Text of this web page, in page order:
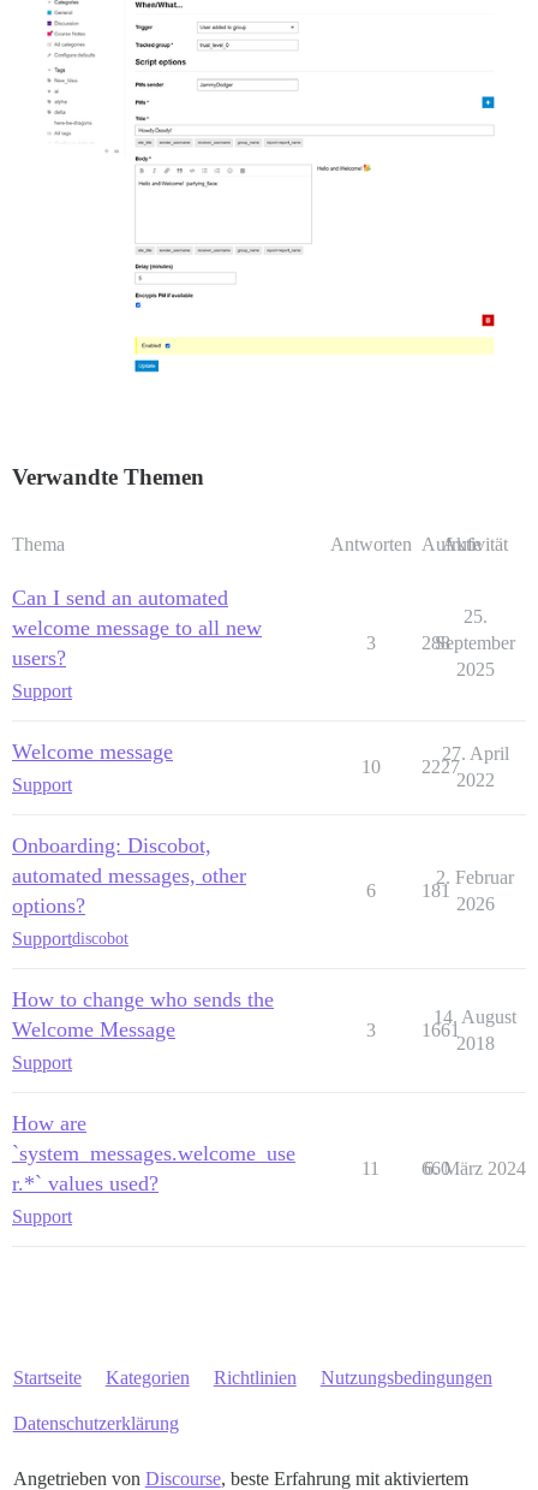
Verwandte Themen
Thema Antworten Aufrufe
Aktivität
Can I send an automated
welcome message to all new
users?
Support
3 288
25.
September
2025
Welcome message
Support
10 2227
27. April
2022
Onboarding: Discobot,
automated messages, other
options?
Supportdiscobot
6 181
2. Februar
2026
How to change who sends the
Welcome Message
Support
3 1661
14. August
2018
How are
`system_messages.welcome_use
r.*` values used?
Support
11 660
6. März 2024
Startseite Kategorien Richtlinien Nutzungsbedingungen
Datenschutzerklärung
Angetrieben von Discourse, beste Erfahrung mit aktiviertem